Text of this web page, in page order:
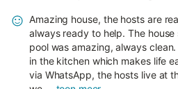
Amazing house, the hosts are
always ready to help. The
pool was amazing, always
in the kitchen which makes life
via WhatsApp, the hosts live at